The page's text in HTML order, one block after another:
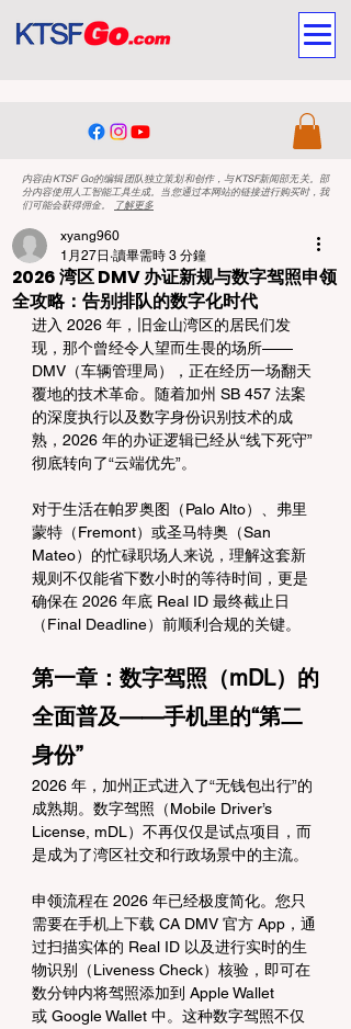
内容由KTSF Go的编辑团队独立策划和创作，与KTSF新闻部无关。部
分内容使用人工智能工具生成。当您通过本网站的链接进行购买时，我
们可能会获得佣金。
了解更多
2026 湾区 DMV 办证新规与数字驾照申领
全攻略：告别排队的数字化时代
xyang960
1月27日 讀畢需時 3 分鐘
进入 2026 年，旧金山湾区的居民们发
现，那个曾经令人望而生畏的场所——
DMV（车辆管理局），正在经历一场翻天
覆地的技术革命。随着加州 SB 457 法案
的深度执行以及数字身份识别技术的成
熟，2026 年的办证逻辑已经从“线下死守”
彻底转向了“云端优先”。
对于生活在帕罗奥图（Palo Alto）、弗里
蒙特（Fremont）或圣马特奥（San
Mateo）的忙碌职场人来说，理解这套新
规则不仅能省下数小时的等待时间，更是
确保在 2026 年底 Real ID 最终截止日
（Final Deadline）前顺利合规的关键。
第一章：数字驾照（mDL）的
全面普及——手机里的“第二
身份”
2026 年，加州正式进入了“无钱包出行”的
成熟期。数字驾照（Mobile Driver’s
License, mDL）不再仅仅是试点项目，而
是成为了湾区社交和行政场景中的主流。
申领流程在 2026 年已经极度简化。您只
需要在手机上下载 CA DMV 官方 App，通
过扫描实体的 Real ID 以及进行实时的生
物识别（Liveness Check）核验，即可在
数分钟内将驾照添加到 Apple Wallet
或 Google Wallet 中。这种数字驾照不仅